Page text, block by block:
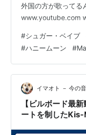
外国の方が歌ってる
www.youtube.com
#シュガー・ベイブ
#ハニームーン #
イマオト － 今の
【ビルボード最
ートを制した